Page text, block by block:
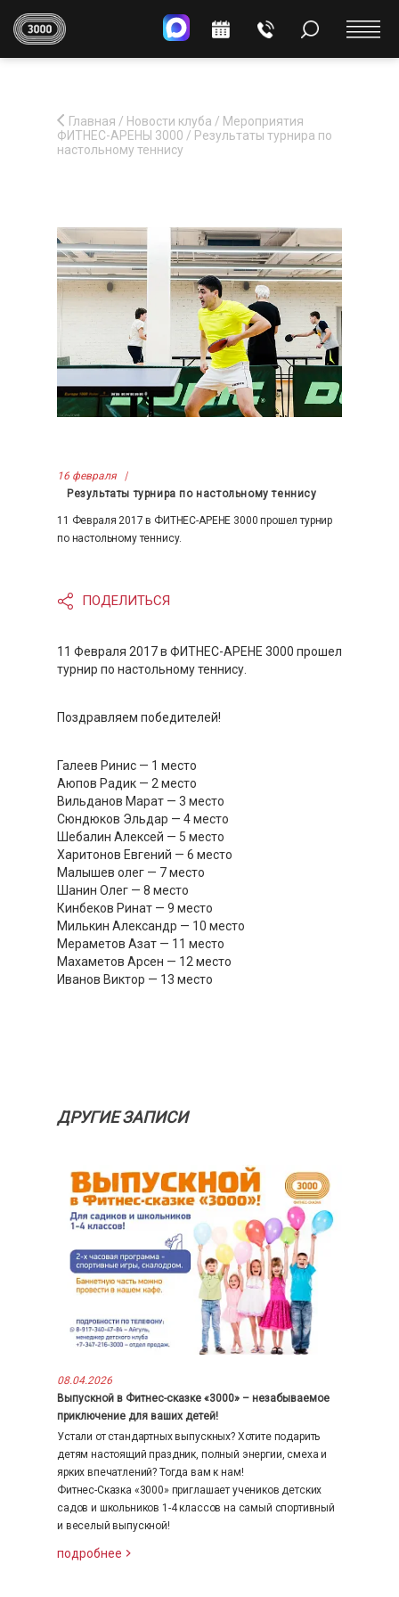
Главная / Новости клуба / Мероприятия
ФИТНЕС-АРЕНЫ 3000 / Результаты турнира по
настольному теннису
16 февраля
Результаты турнира по настольному теннису
11 Февраля 2017 в ФИТНЕС-АРЕНЕ 3000 прошел турнир
по настольному теннису.
ПОДЕЛИТЬСЯ
11 Февраля 2017 в ФИТНЕС-АРЕНЕ 3000​ прошел
турнир по настольному теннису.
Поздравляем победителей!
Галеев Ринис — 1 место
Аюпов Радик — 2 место
Вильданов Марат — 3 место
Сюндюков Эльдар — 4 место
Шебалин Алексей — 5 место
Харитонов Евгений — 6 место
Малышев олег — 7 место
Шанин Олег — 8 место
Кинбеков Ринат — 9 место
Милькин Александр — 10 место
Мераметов Азат — 11 место
Махаметов Арсен — 12 место
Иванов Виктор — 13 место
ДРУГИЕ ЗАПИСИ
08.04.2026
Выпускной в Фитнес-сказке «3000» – незабываемое
приключение для ваших детей!
Устали от стандартных выпускных? Хотите подарить
детям настоящий праздник, полный энергии, смеха и
ярких впечатлений? Тогда вам к нам!
Фитнес-Сказка «3000» приглашает учеников детских
садов и школьников 1-4 классов на самый спортивный
и веселый выпускной!
подробнее